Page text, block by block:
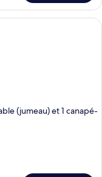
moderne avec un canapé,
(jumeau) et 1 canapé-